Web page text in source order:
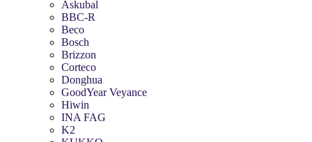
Askubal
BBC-R
Beco
Bosch
Brizzon
Corteco
Donghua
GoodYear Veyance
Hiwin
INA FAG
K2